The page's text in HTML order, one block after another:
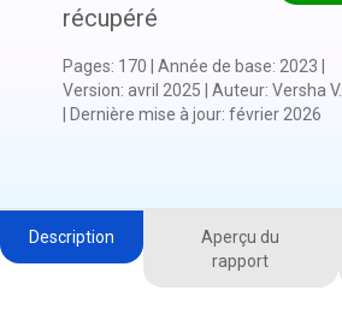
récupéré
Pages: 170 Année de base: 2023
Version: avril 2025 Auteur: Versha V.
Dernière mise à jour: février 2026
Description
Aperçu du
rapport